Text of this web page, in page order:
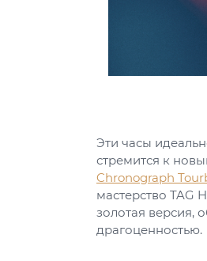
Эти часы
стремится к
Chronograph
мастерство TAG
золотая версия,
драгоценностью.